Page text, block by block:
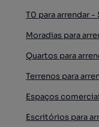
T0 para arrendar -
Moradias para
Quartos para
Terrenos para
Espaços
Escritórios para